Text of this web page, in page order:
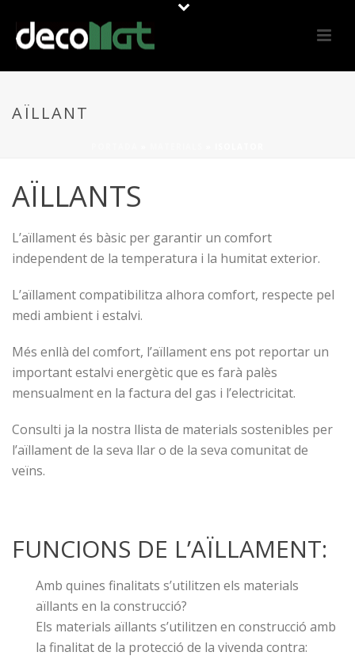
AÏLLANT
AÏLLANTS
L’aïllament és bàsic per garantir un comfort
independent de la temperatura i la humitat exterior.
L’aïllament compatibilitza alhora comfort, respecte pel
medi ambient i estalvi.
Més enllà del comfort, l’aïllament ens pot reportar un
important estalvi energètic que es farà palès
mensualment en la factura del gas i l’electricitat.
Consulti ja la nostra llista de materials sostenibles per
l’aïllament de la seva llar o de la seva comunitat de
veïns.
FUNCIONS DE L’AÏLLAMENT:
Amb quines finalitats s’utilitzen els materials
aïllants en la construcció?
Els materials aïllants s’utilitzen en construcció amb
la finalitat de la protecció de la vivenda contra: